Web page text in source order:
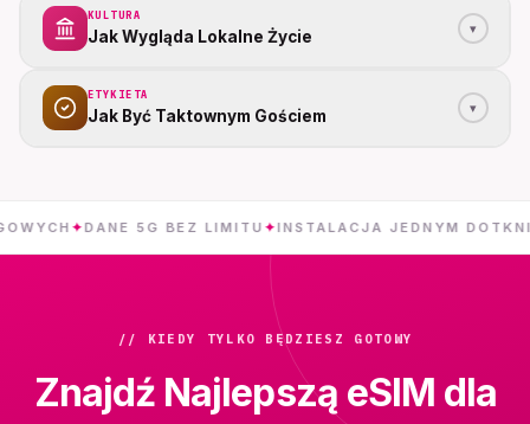
KULTURA
Jak Wygląda Lokalne Życie ▾
ETYKIETA
Jak Być Taktownym Gościem ▾
DANE 5G BEZ LIMITU✦ INSTALACJA JEDNYM DOTKNIĘCIEM✦
// KIEDY TYLKO BĘDZIESZ GOTOWY
Znajdź Najlepszą eSIM dla